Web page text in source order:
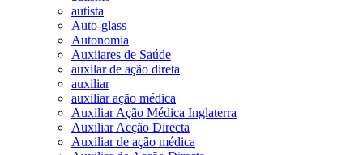
autista
Auto-glass
Autonomia
Auxiiares de Saúde
auxilar de ação direta
auxiliar
auxiliar ação médica
Auxiliar Ação Médica Inglaterra
Auxiliar Acção Directa
Auxiliar de ação médica